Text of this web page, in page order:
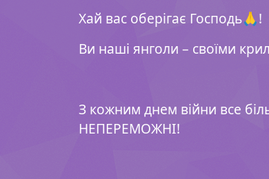
Хай вас оберігає Господь🙏!
Ви наші янголи – своїми
З кожним днем війни все
НЕПЕРЕМОЖНІ!